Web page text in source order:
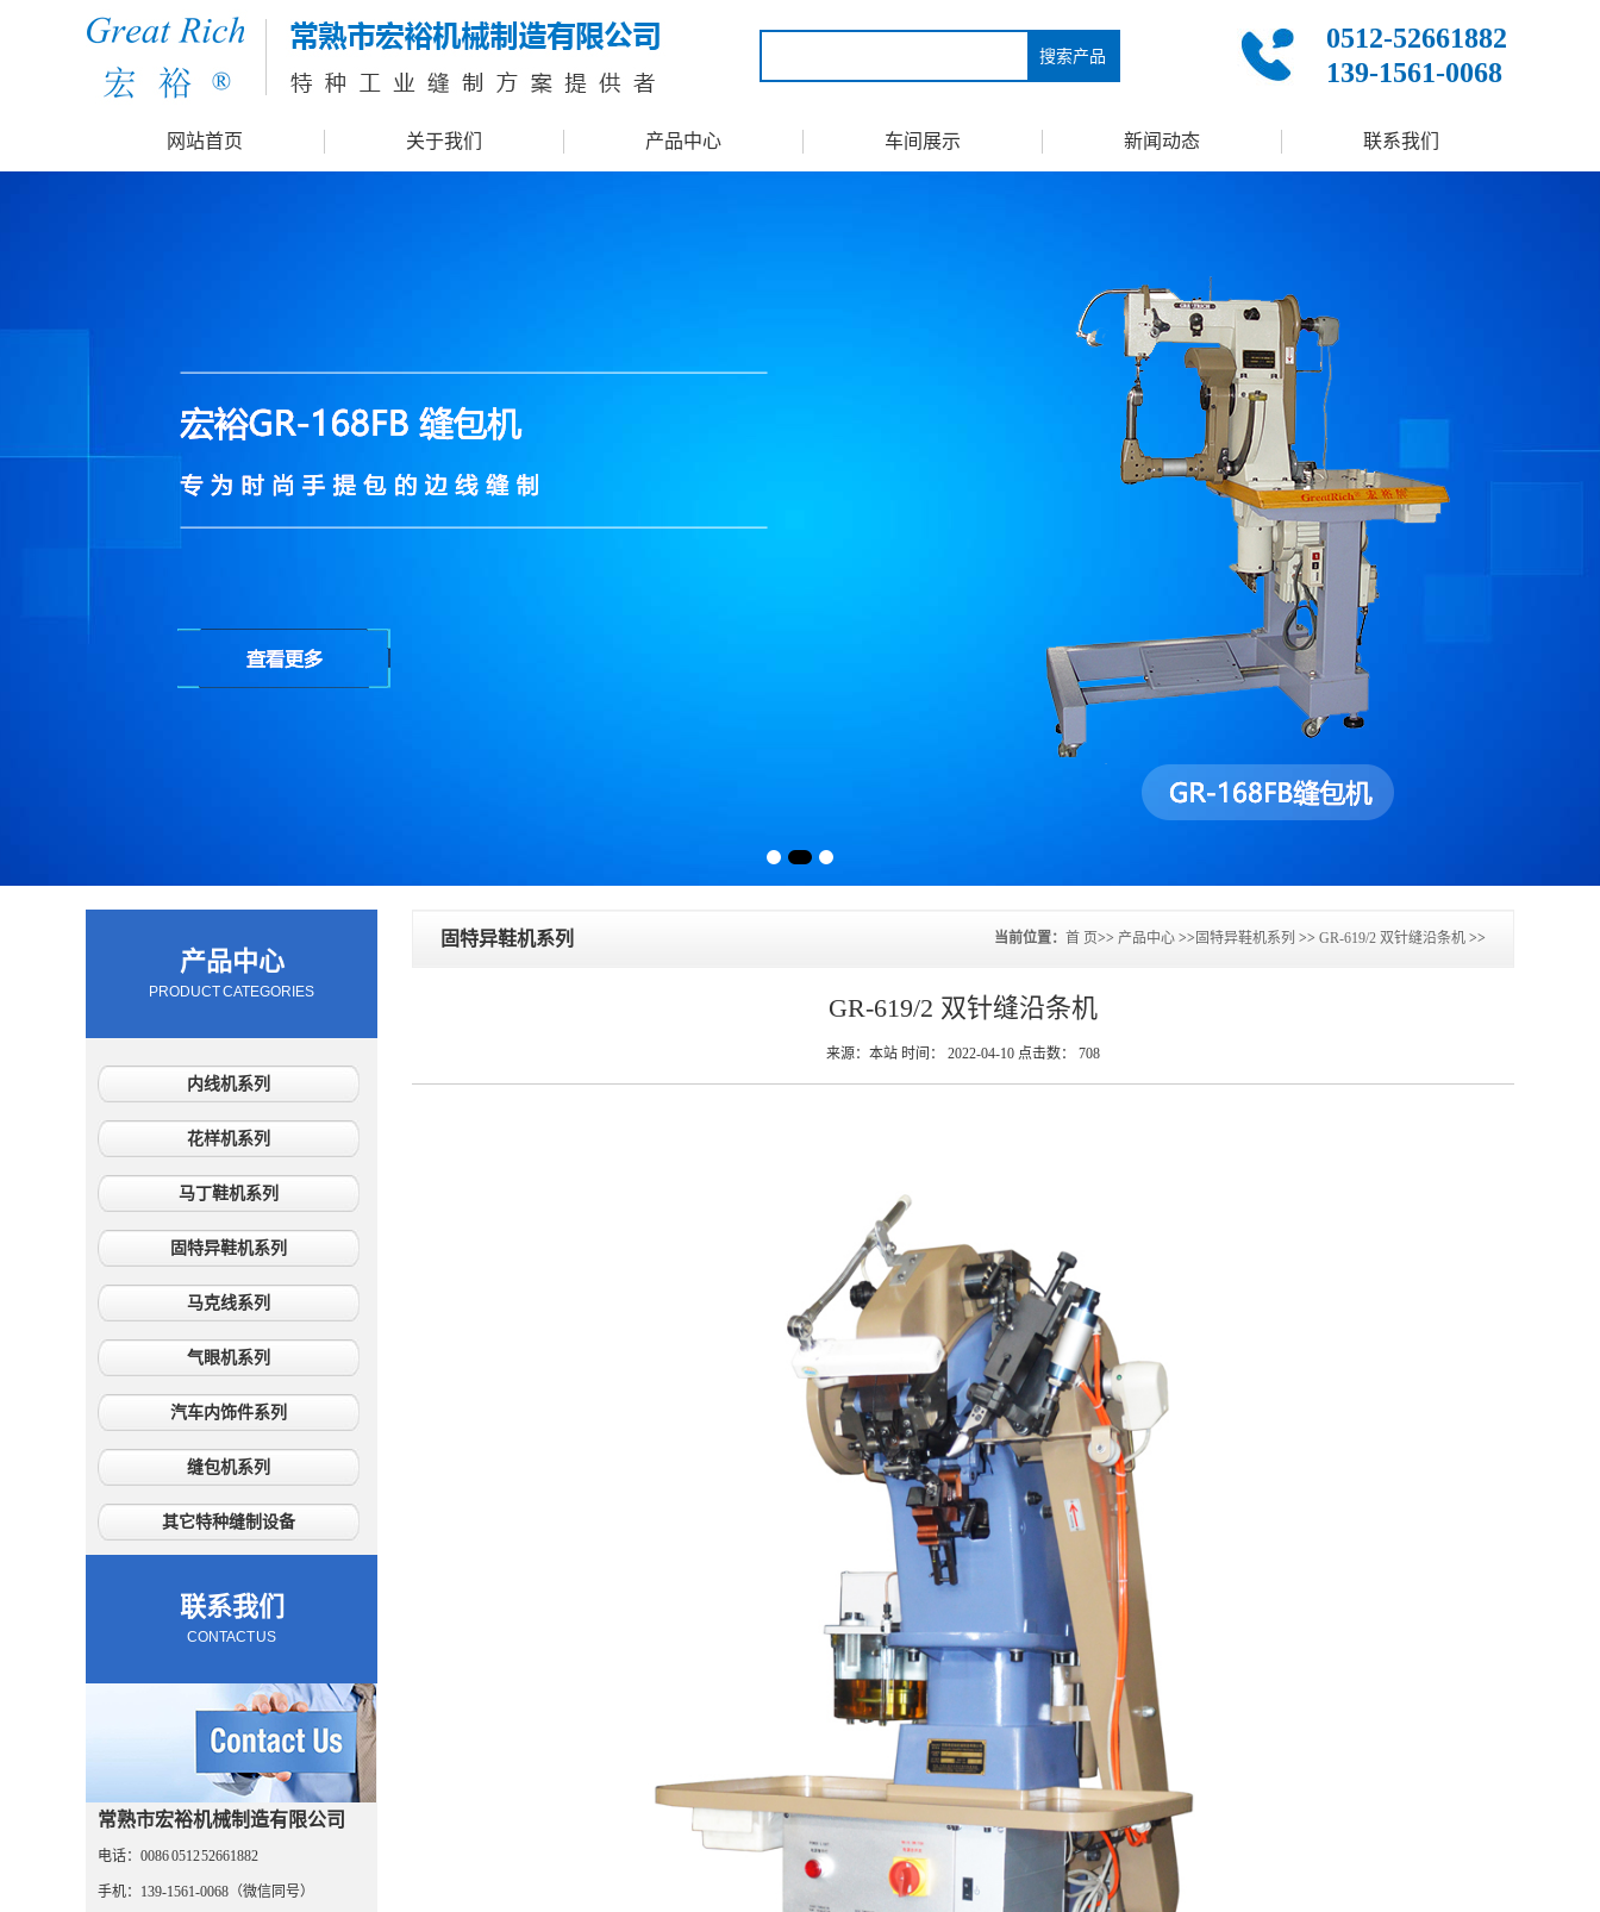
搜索产品
0512-52661882
139-1561-0068
网站首页 关于我们 产品中心 车间展示 新闻动态 联系我们
产品中心
PRODUCT CATEGORIES
内线机系列
花样机系列
马丁鞋机系列
固特异鞋机系列
马克线系列
气眼机系列
汽车内饰件系列
缝包机系列
其它特种缝制设备
联系我们
CONTACT US
常熟市宏裕机械制造有限公司
电话：0086 0512 52661882
手机：139-1561-0068（微信同号）
固特异鞋机系列 当前位置： 首 页>> 产品中心 >> 固特异鞋机系列 >> GR-619/2 双针缝沿条机 >>
GR-619/2 双针缝沿条机
来源：本站 时间： 2022-04-10 点击数： 708